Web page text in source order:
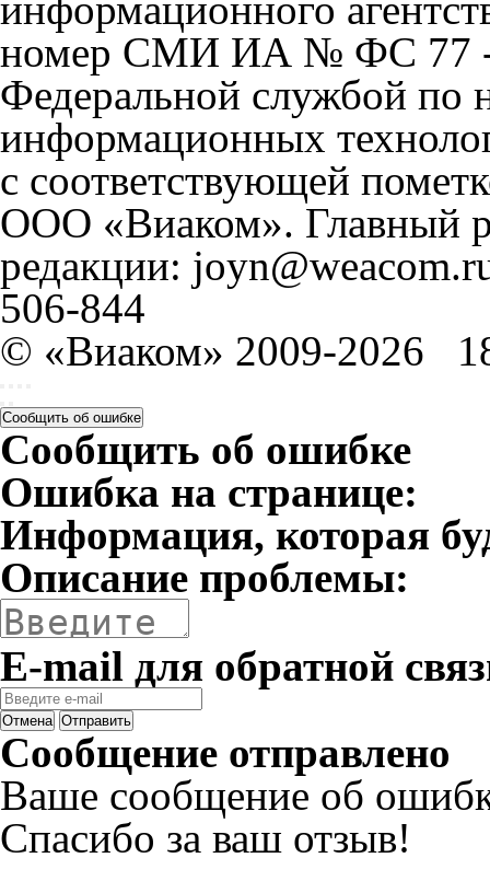
номер СМИ ИА № ФС 77 -
Федеральной службой по
информационных
с соответствующей
ООО «Виаком». Главный
редакции:
506-844
© «Виаком» 2009-2026
Сообщить об ошибке
Сообщить об ошибке
Ошибка на странице:
Информация, которая
Описание проблемы:
E-mail для обратной
Отмена Отправить
Сообщение отправлено
Ваше сообщение об
Спасибо за ваш отзыв!